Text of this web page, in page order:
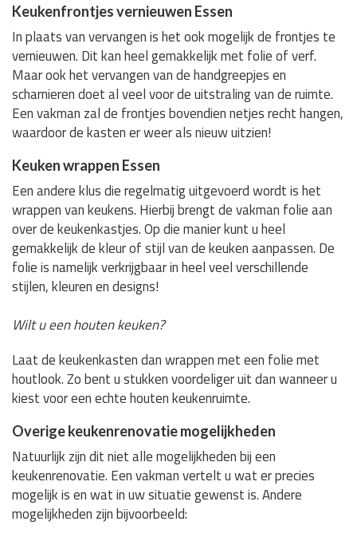
Keukenfrontjes vernieuwen Essen
In plaats van vervangen is het ook mogelijk de frontjes te
vernieuwen. Dit kan heel gemakkelijk met folie of verf.
Maar ook het vervangen van de handgreepjes en
scharnieren doet al veel voor de uitstraling van de ruimte.
Een vakman zal de frontjes bovendien netjes recht hangen,
waardoor de kasten er weer als nieuw uitzien!
Keuken wrappen Essen
Een andere klus die regelmatig uitgevoerd wordt is het
wrappen van keukens. Hierbij brengt de vakman folie aan
over de keukenkastjes. Op die manier kunt u heel
gemakkelijk de kleur of stijl van de keuken aanpassen. De
folie is namelijk verkrijgbaar in heel veel verschillende
stijlen, kleuren en designs!
Wilt u een houten keuken?
Laat de keukenkasten dan wrappen met een folie met
houtlook. Zo bent u stukken voordeliger uit dan wanneer u
kiest voor een echte houten keukenruimte.
Overige keukenrenovatie mogelijkheden
Natuurlijk zijn dit niet alle mogelijkheden bij een
keukenrenovatie. Een vakman vertelt u wat er precies
mogelijk is en wat in uw situatie gewenst is. Andere
mogelijkheden zijn bijvoorbeeld: